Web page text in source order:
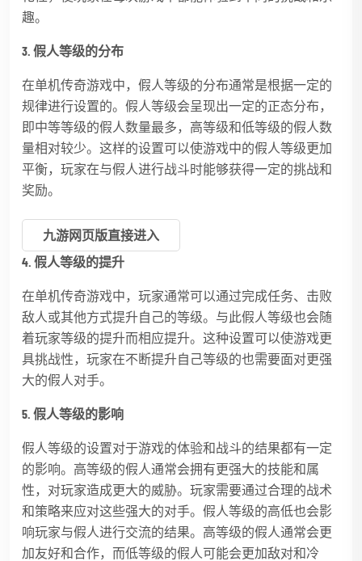
趣。
3. 假人等级的分布
在单机传奇游戏中，假人等级的分布通常是根据一定的
规律进行设置的。假人等级会呈现出一定的正态分布，
即中等等级的假人数量最多，高等级和低等级的假人数
量相对较少。这样的设置可以使游戏中的假人等级更加
平衡，玩家在与假人进行战斗时能够获得一定的挑战和
奖励。
九游网页版直接进入
4. 假人等级的提升
在单机传奇游戏中，玩家通常可以通过完成任务、击败
敌人或其他方式提升自己的等级。与此假人等级也会随
着玩家等级的提升而相应提升。这种设置可以使游戏更
具挑战性，玩家在不断提升自己等级的也需要面对更强
大的假人对手。
5. 假人等级的影响
假人等级的设置对于游戏的体验和战斗的结果都有一定
的影响。高等级的假人通常会拥有更强大的技能和属
性，对玩家造成更大的威胁。玩家需要通过合理的战术
和策略来应对这些强大的对手。假人等级的高低也会影
响玩家与假人进行交流的结果。高等级的假人通常会更
加友好和合作，而低等级的假人可能会更加敌对和冷